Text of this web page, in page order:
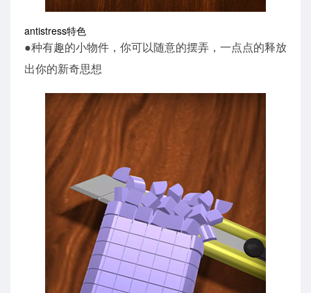
antistress特色
●种有趣的小物件，你可以随意的摆弄，一点点的释放
出你的新奇思想